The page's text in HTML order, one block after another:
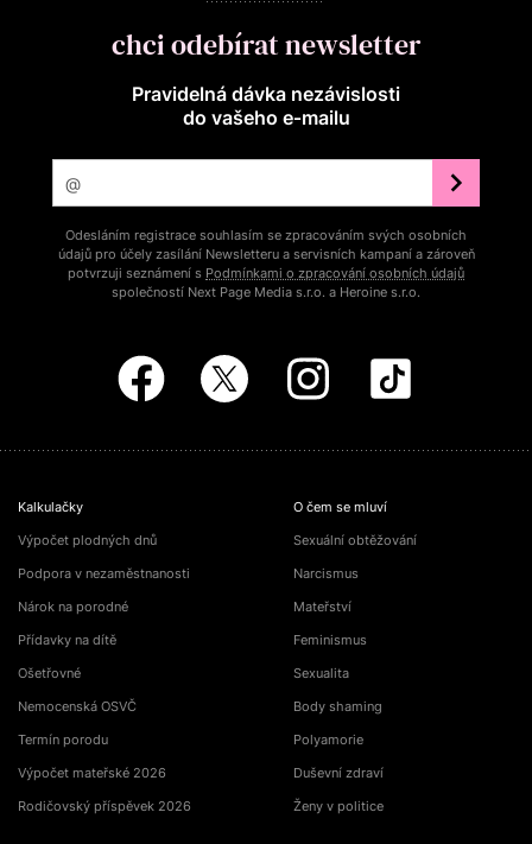
chci odebírat newsletter
Pravidelná dávka nezávislosti
do vašeho e‑mailu
Odesláním registrace souhlasím se zpracováním svých osobních
údajů pro účely zasílání Newsletteru a servisních kampaní a zároveň
potvrzuji seznámení s Podmínkami o zpracování osobních údajů
společností Next Page Media s.r.o. a Heroine s.r.o.
Kalkulačky
Výpočet plodných dnů
Podpora v nezaměstnanosti
Nárok na porodné
Přídavky na dítě
Ošetřovné
Nemocenská OSVČ
Termín porodu
Výpočet mateřské 2026
Rodičovský příspěvek 2026
O čem se mluví
Sexuální obtěžování
Narcismus
Mateřství
Feminismus
Sexualita
Body shaming
Polyamorie
Duševní zdraví
Ženy v politice